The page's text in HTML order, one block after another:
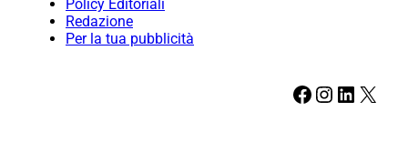
Policy Editoriali
Redazione
Per la tua pubblicità
Facebook Instagram LinkedIn X